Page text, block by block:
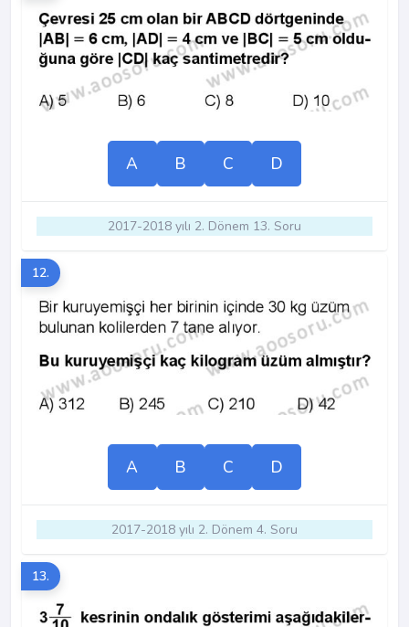
A B C D
2017-2018 yılı 2. Dönem 13. Soru
12.
A B C D
2017-2018 yılı 2. Dönem 4. Soru
13.